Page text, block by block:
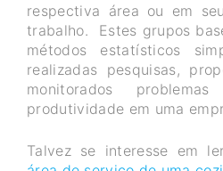
respectiva área ou em
trabalho. Estes grupos
métodos estatísticos
realizadas pesquisas,
monitorados
produtividade em uma
Talvez se interesse em